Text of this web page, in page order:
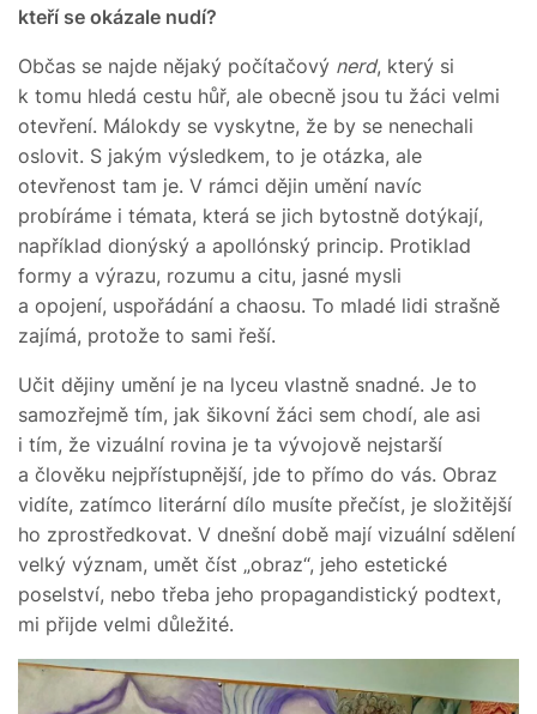
kteří se okázale nudí?
Občas se najde nějaký počítačový nerd, který si
k tomu hledá cestu hůř, ale obecně jsou tu žáci velmi
otevření. Málokdy se vyskytne, že by se nenechali
oslovit. S jakým výsledkem, to je otázka, ale
otevřenost tam je. V rámci dějin umění navíc
probíráme i témata, která se jich bytostně dotýkají,
například dionýský a apollónský princip. Protiklad
formy a výrazu, rozumu a citu, jasné mysli
a opojení, uspořádání a chaosu. To mladé lidi strašně
zajímá, protože to sami řeší.
Učit dějiny umění je na lyceu vlastně snadné. Je to
samozřejmě tím, jak šikovní žáci sem chodí, ale asi
i tím, že vizuální rovina je ta vývojově nejstarší
a člověku nejpřístupnější, jde to přímo do vás. Obraz
vidíte, zatímco literární dílo musíte přečíst, je složitější
ho zprostředkovat. V dnešní době mají vizuální sdělení
velký význam, umět číst „obraz“, jeho estetické
poselství, nebo třeba jeho propagandistický podtext,
mi přijde velmi důležité.